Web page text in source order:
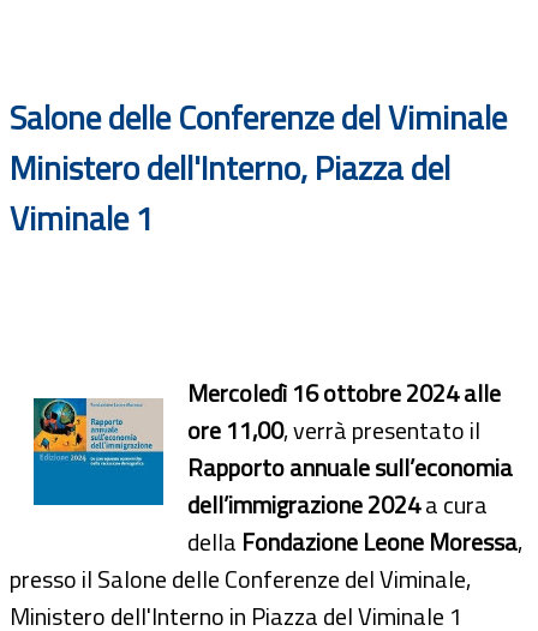
Salone delle Conferenze del Viminale
Ministero dell'Interno, Piazza del
Viminale 1
Mercoledì 16 ottobre 2024 alle
ore 11,00, verrà presentato il
Rapporto annuale sull’economia
dell’immigrazione 2024a cura
della Fondazione Leone Moressa,
presso il Salone delle Conferenze del Viminale,
Ministero dell'Interno in Piazza del Viminale 1